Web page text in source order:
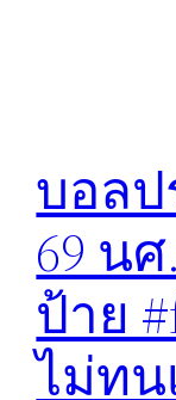
บอล
69 น
ป้าย
ไม่ทน